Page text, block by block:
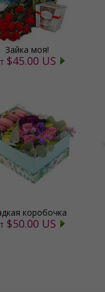
Зайка моя!
$45.00 US
коробочка
$50.00 US